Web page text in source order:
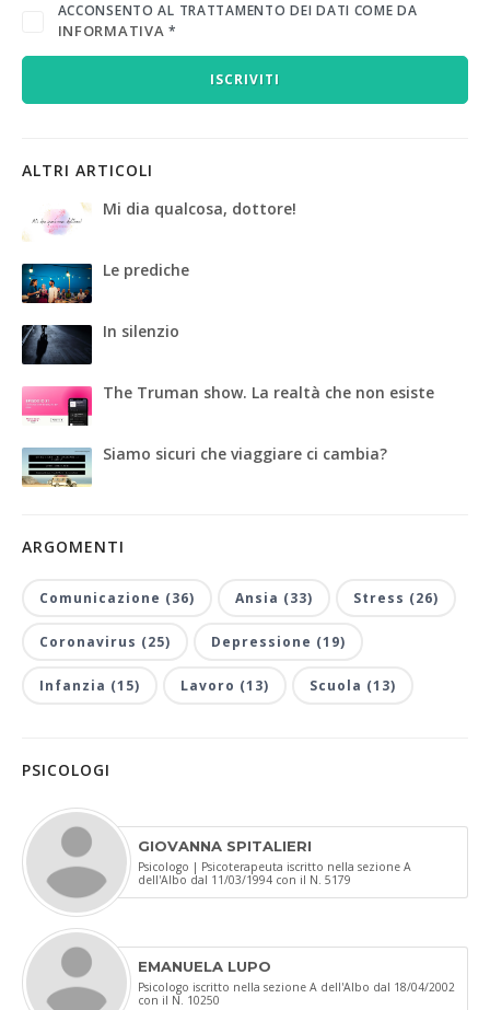
ACCONSENTO AL TRATTAMENTO DEI DATI COME DA
INFORMATIVA *
ISCRIVITI
ALTRI ARTICOLI
Mi dia qualcosa, dottore!
Le prediche
In silenzio
The Truman show. La realtà che non esiste
Siamo sicuri che viaggiare ci cambia?
ARGOMENTI
Comunicazione (36) Ansia (33) Stress (26)
Coronavirus (25) Depressione (19)
Infanzia (15) Lavoro (13) Scuola (13)
PSICOLOGI
GIOVANNA SPITALIERI
Psicologo | Psicoterapeuta iscritto nella sezione A
dell'Albo dal 11/03/1994 con il N. 5179
EMANUELA LUPO
Psicologo iscritto nella sezione A dell'Albo dal 18/04/2002
con il N. 10250